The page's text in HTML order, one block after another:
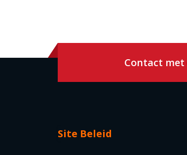
Contact met
Site Beleid